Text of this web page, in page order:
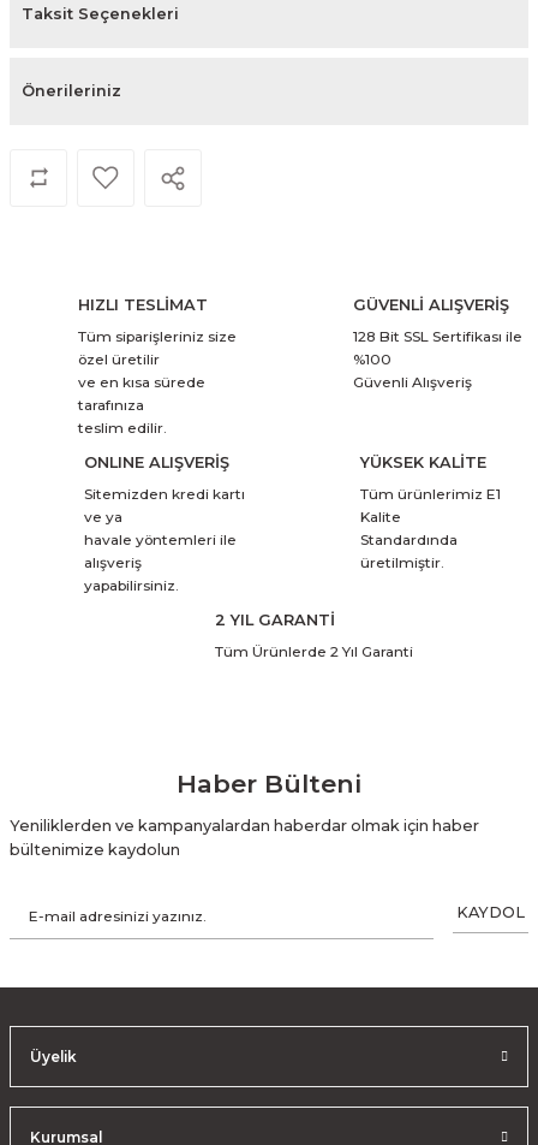
Taksit Seçenekleri
Önerileriniz
HIZLI TESLİMAT
Tüm siparişleriniz size
özel üretilir
ve en kısa sürede
tarafınıza
teslim edilir.
GÜVENLİ ALIŞVERİŞ
128 Bit SSL Sertifikası ile
%100
Güvenli Alışveriş
ONLINE ALIŞVERİŞ
Sitemizden kredi kartı
ve ya
havale yöntemleri ile
alışveriş
yapabilirsiniz.
YÜKSEK KALİTE
Tüm ürünlerimiz E1
Kalite
Standardında
üretilmiştir.
2 YIL GARANTİ
Tüm Ürünlerde 2 Yıl Garanti
Haber Bülteni
Yeniliklerden ve kampanyalardan haberdar olmak için haber
bültenimize kaydolun
KAYDOL
Üyelik
Kurumsal